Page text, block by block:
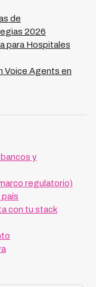
de
2026
para Hospitales
Voice Agents en
y
regulatorio)
con tu stack